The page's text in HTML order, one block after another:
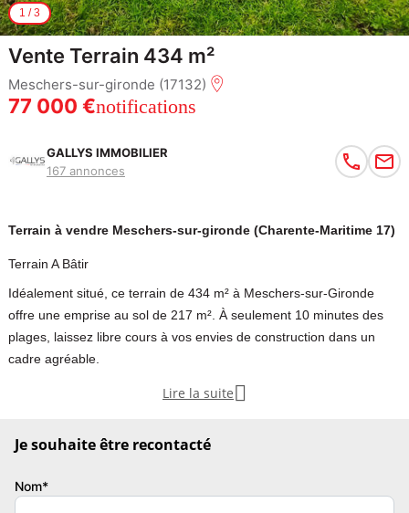
1 /3
Vente Terrain 434 m²
Meschers-sur-gironde (17132)
77 000 €notifications
GALLYS IMMOBILIER
167 annonces
Terrain à vendre Meschers-sur-gironde (Charente-Maritime 17)
Terrain A Bâtir
Idéalement situé, ce terrain de 434 m² à Meschers-sur-Gironde
offre une emprise au sol de 217 m². À seulement 10 minutes des
plages, laissez libre cours à vos envies de construction dans un
cadre agréable.
Vous rêvez de construire la maison de vos envies dans un cadre
m², offrant une belle opportunité pour concrétiser votre projet
Lire la suite 
Je souhaite être recontacté
Nom*